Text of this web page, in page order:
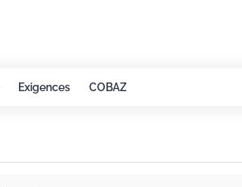
Exigences COBAZ